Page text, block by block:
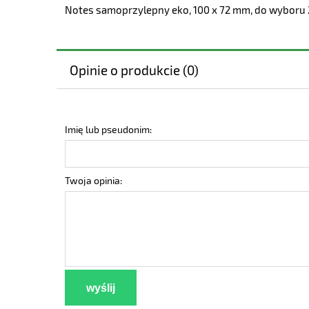
Notes samoprzylepny eko, 100 x 72 mm, do
Opinie o produkcie (0)
Imię lub pseudonim:
Twoja opinia:
wyślij